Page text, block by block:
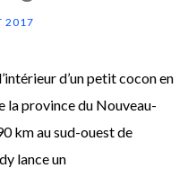
2017
d’un petit cocon en
la province du Nouveau-
km au sud-ouest de
lance un